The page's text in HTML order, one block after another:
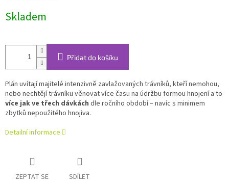
cena:
Skladem
Přidat do košíku
Plán uvítají majitelé intenzivně zavlažovaných trávníků, kteří nemohou,
nebo nechtějí trávníku věnovat více času na údržbu formou hnojení a to
více jak ve třech dávkách dle ročního období – navíc s minimem
zbytků nepoužitého hnojiva.
Detailní informace
ZEPTAT SE SDÍLET